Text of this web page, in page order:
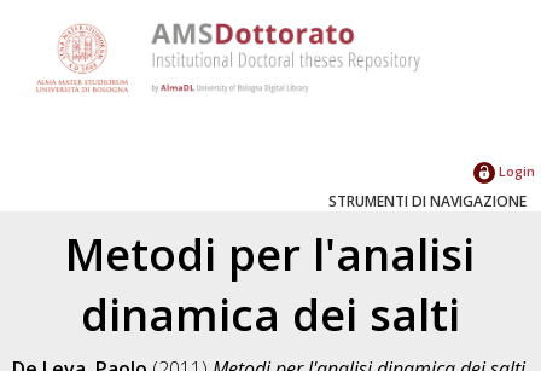
Login
STRUMENTI DI NAVIGAZIONE
Metodi per l'analisi
dinamica dei salti